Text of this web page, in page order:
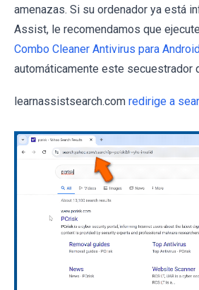
amenazas. Si su ordenador ya está
Assist, le recomendamos que
Combo Cleaner Antivirus para
automáticamente este secuestrador
learnassistsearch.com redirige a